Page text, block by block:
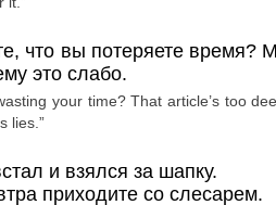
что вы потеряете
это слабо.
your time? That article’s too
lies.”
и взялся за шапку.
приходите со слесарем.